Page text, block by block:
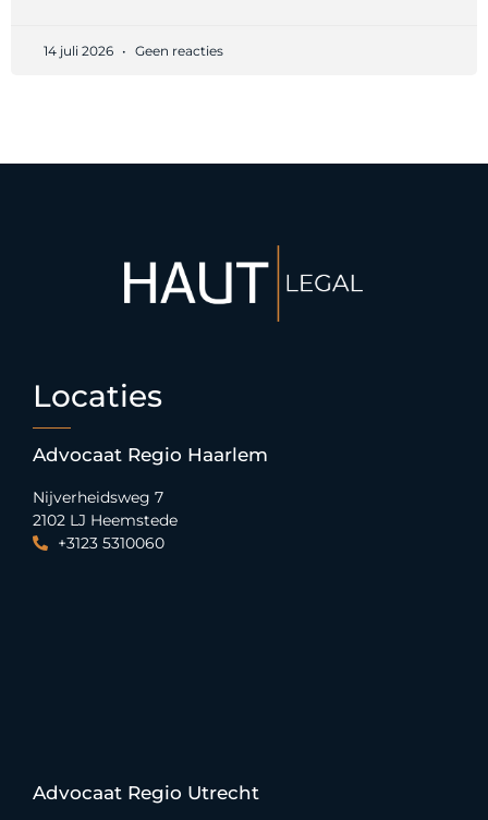
14 juli 2026 Geen reacties
Locaties
Advocaat Regio Haarlem
Nijverheidsweg 7
2102 LJ Heemstede
+3123 5310060
Advocaat Regio Utrecht